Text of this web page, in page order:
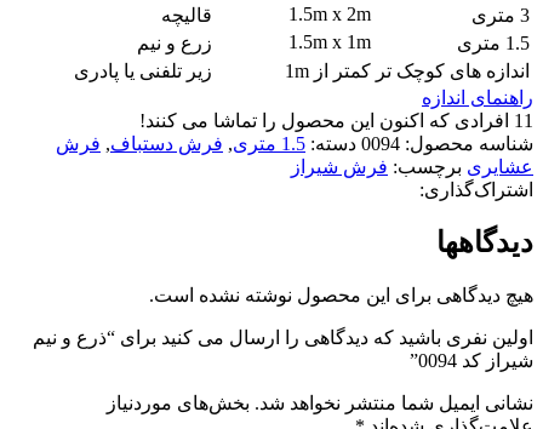
3 متری
1.5m x 2m
قالیچه
1.5 متری
1.5m x 1m
زرع و نیم
اندازه های کوچک تر کمتر از 1m
زیر تلفنی یا پادری
راهنمای اندازه
11 افرادی که اکنون این محصول را تماشا می کنند!
شناسه محصول: 0094 دسته: 1.5 متری , فرش دستباف, فرش
عشایری برچسب: فرش شیراز
اشتراک‌گذاری:
دیدگاهها
هیچ دیدگاهی برای این محصول نوشته نشده است.
اولین نفری باشید که دیدگاهی را ارسال می کنید برای “ذرع و نیم
شیراز کد 0094”
نشانی ایمیل شما منتشر نخواهد شد. بخش‌های موردنیاز